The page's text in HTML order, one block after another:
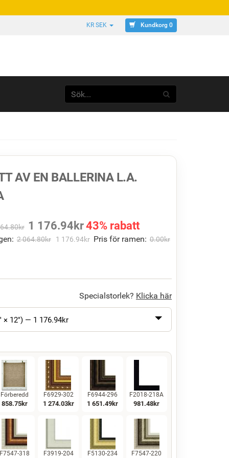
KR SEK Kundkorg 0
AV EN BALLERINA L.A.
kr 1 176.94 kr43% rabatt
2 064.80kr 1 176.94kr Pris för ramen: 0.00kr
Specialstorlek? Klicka här
× 12") — 1 176.94kr
Förberedd
858.75kr
F6929-302
1 274.03kr
F6944-296
1 651.49kr
F2018-218A
981.48kr
F7547-318 F3919-204 F5130-234 F7547-220